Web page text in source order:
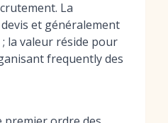
La
et généralement
la valeur réside pour
frequently des